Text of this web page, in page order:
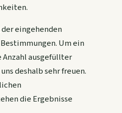
eingehenden
Um ein
ausgefüllter
deshalb sehr freuen.
die Ergebnisse